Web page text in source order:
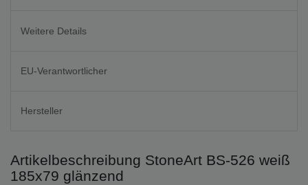
Weitere Details
EU-Verantwortlicher
Hersteller
Artikelbeschreibung StoneArt BS-526 weiß
185x79 glänzend